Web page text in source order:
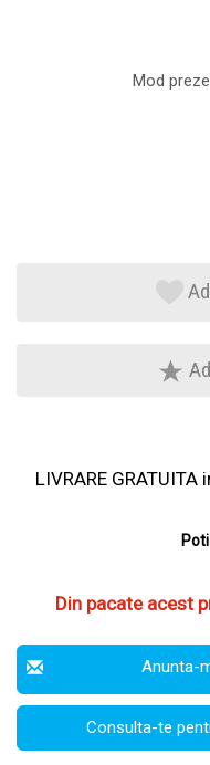
Mod
LIVRARE
Din pacate acest
Anunta-
Consulta-te